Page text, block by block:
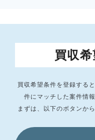
買収
買収希望条件を登録する
件にマッチした案件情
まずは、以下のボタンか